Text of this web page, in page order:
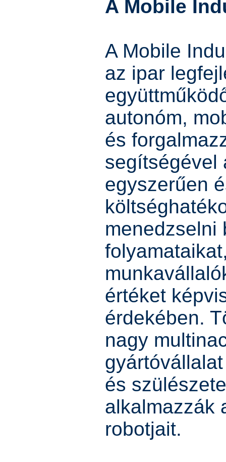
A Mobile
A Mobile
az ipar
autonóm,
és
segítségével
egyszerűen
menedzselni
értéket
érdekében.
nagy
és
alkalmazzák
robotjait.